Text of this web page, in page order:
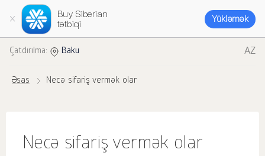
Buy Siberian
tətbiqi
Yükləmək
Çatdırılma: Baku AZ
Əsas Necə sifariş vermək olar
Necə sifariş vermək olar